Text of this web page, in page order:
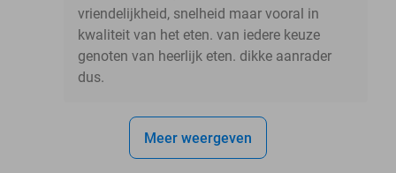
vriendelijkheid, snelheid maar vooral in
kwaliteit van het eten. van iedere keuze
genoten van heerlijk eten. dikke aanrader
dus.
Meer weergeven